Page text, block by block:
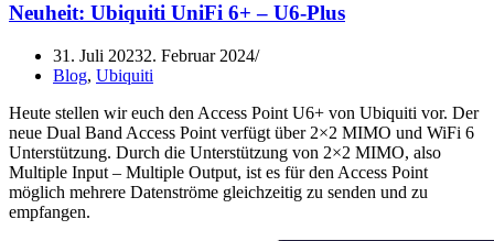
Neuheit: Ubiquiti UniFi 6+ – U6-Plus
31. Juli 20232. Februar 2024
Blog, Ubiquiti
Heute stellen wir euch den Access Point U6+ von Ubiquiti vor. Der
neue Dual Band Access Point verfügt über 2×2 MIMO und WiFi 6
Unterstützung. Durch die Unterstützung von 2×2 MIMO, also
Multiple Input – Multiple Output, ist es für den Access Point
möglich mehrere Datenströme gleichzeitig zu senden und zu
empfangen.